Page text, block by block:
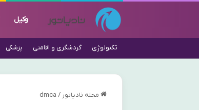
وکیل
تکنولوژی گردشگری و اقامتی پزشکی
مجله نادیاتور /
dmca